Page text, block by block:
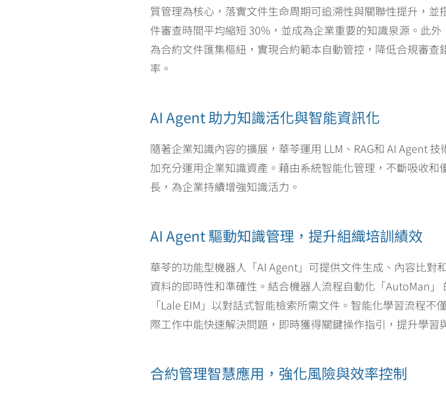
質管理為核心，落實文件生命周期可追溯性與關聯性提升，
件審查時間平均縮短 30%，並成為企業重要的知識泉源。此
為合約文件匯集樞紐，實現合約範本自動管控，降低合規審
率。
AI Agent 助力知識活化與智能資訊化
隨著企業知識內容的擴展，華苓運用 LLM、RAG和 AI Agent
加充分運用企業知識資產。藉由系統智能化管理，不斷吸收
長，為企業持續增強知識活力。
AI Agent 驅動知識管理，提升組織培訓績效
華苓的功能型機器人「AI Agent」可提供文件生成、內容比對
資料的即時性和準確性。結合機器人流程自動化「AutoMan
「Lale EIM」以對話式智能檢索所需文件。智能化學習流程
際工作中能快速解決問題，即時獲得關鍵操作指引，提升學習
合約管理智慧應用，強化風險與效率控制